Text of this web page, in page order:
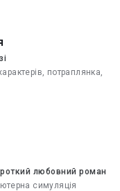
потраплянка,
любовний роман
симуляція